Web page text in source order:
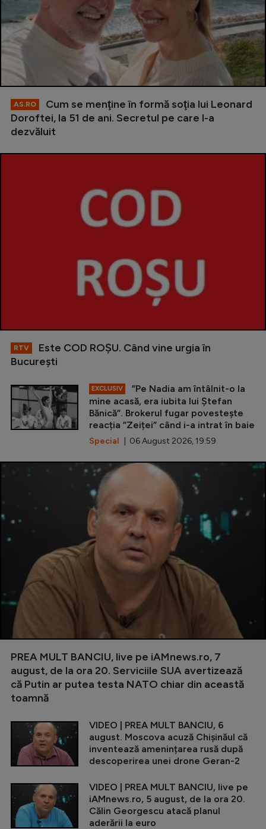
AS.RO
Cum se menţine în formă soţia lui Leonard
Doroftei, la 51 de ani. Secretul pe care l-a
dezvăluit
RTV
Este COD ROŞU. Când vine urgia în
Bucureşti
EXCLUSIV
”Pe Nadia am întâlnit-o la
mine acasă, era iubita lui Ștefan
Bănică”. Brokerul fugar povestește
reacția ”Zeiței” când i-a intrat în baie
Special | 06 August 2026, 19:59
PREA MULT BANCIU, live pe iAMnews.ro, 7
august, de la ora 20. Serviciile SUA avertizează
că Putin ar putea testa NATO chiar din această
toamnă
VIDEO | PREA MULT BANCIU, 6
august. Moscova acuză Chișinăul că
inventează amenințarea rusă după
descoperirea unei drone Geran-2
VIDEO | PREA MULT BANCIU, live pe
iAMnews.ro, 5 august, de la ora 20.
Călin Georgescu atacă planul
aderării la euro